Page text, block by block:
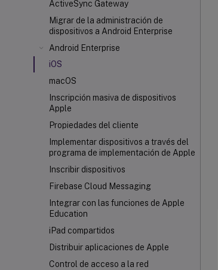
ActiveSync Gateway
Migrar de la administración de
dispositivos a Android Enterprise
Android Enterprise
iOS
macOS
Inscripción masiva de dispositivos
Apple
Propiedades del cliente
Implementar dispositivos a través del
programa de implementación de Apple
Inscribir dispositivos
Firebase Cloud Messaging
Integrar con las funciones de Apple
Education
iPad compartidos
Distribuir aplicaciones de Apple
Control de acceso a la red